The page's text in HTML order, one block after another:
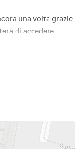
una volta grazie
di accedere
Attraverso quali
Aldrovandi
e il corpo di San